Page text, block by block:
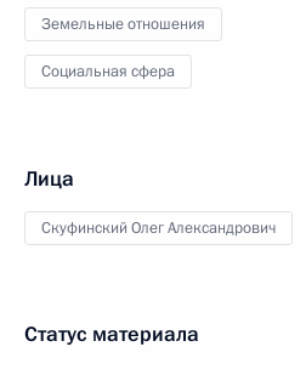
Земельные отношения
Социальная сфера
Лица
Скуфинский Олег Александрович
Статус материала